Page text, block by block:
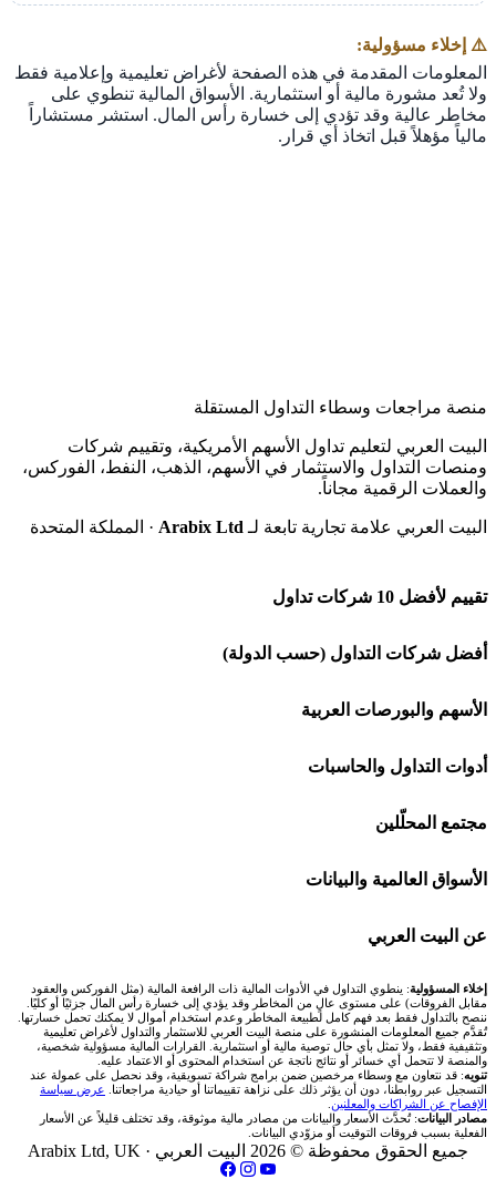
⚠️ إخلاء مسؤولية:
المعلومات المقدمة في هذه الصفحة لأغراض تعليمية وإعلامية فقط
ولا تُعد مشورة مالية أو استثمارية. الأسواق المالية تنطوي على
مخاطر عالية وقد تؤدي إلى خسارة رأس المال. استشر مستشاراً
مالياً مؤهلاً قبل اتخاذ أي قرار.
منصة مراجعات وسطاء التداول المستقلة
البيت العربي لتعليم تداول الأسهم الأمريكية، وتقييم شركات
ومنصات التداول والاستثمار في الأسهم، الذهب، النفط، الفوركس،
والعملات الرقمية مجاناً.
البيت العربي علامة تجارية تابعة لـ Arabix Ltd · المملكة المتحدة
تقييم لأفضل 10 شركات تداول
شركة Capital.com
افاتريد AvaTrade
اكسنس Exness
منصة بينانس
اكس تي بي XTB
انتراكتيف بروكرز IBKR
أفضل شركات التداول (حسب الدولة)
شركات تداول في السعودية
شركات تداول في الإمارات
شركات تداول في الكويت
شركات تداول في قطر
شركات تداول في الأردن
شركات تداول في العراق
شركات تداول في فلسطين
الأسهم والبورصات العربية
🌍 كل البورصات العربية
🇸🇦 السوق السعودية
🇦🇪 أسواق الإمارات
🇪🇬 البورصة المصرية
🇶🇦 بورصة قطر
🇯🇴 بورصة عمّان
🇧🇭 بورصة البحرين
أدوات التداول والحاسبات
🕌 حاسبة الزكاة
💱 محول العملات
🧮 حاسبة حجم اللوت
📊 حاسبة قيمة النقطة
💰 حاسبة ربح الفوركس
📌 حاسبة النقاط المحورية
📏 حاسبة حجم المركز
مجتمع المحلّلين
🧱 حائط المجتمع
🏆 لوحة المحلّلين
✍️ اكتب تحليلك
الأسواق العالمية والبيانات
🌐 المؤشرات العالمية
🥇 سعر الذهب اليوم
🥇 أسعار الذهب والمعادن
💱 أسعار العملات والفوركس
💵 سعر الريال السعودي في مصر
عن البيت العربي
من نحن
تواصل معنا
فريق المؤلفين
مقالات تعليمية
إخلاء المسؤولية: ينطوي التداول في الأدوات المالية ذات الرافعة المالية (مثل الفوركس والعقود
مقابل الفروقات) على مستوى عالٍ من المخاطر وقد يؤدي إلى خسارة رأس المال جزئيًا أو كليًا.
ننصح بالتداول فقط بعد فهم كامل لطبيعة المخاطر وعدم استخدام أموال لا يمكنك تحمل خسارتها.
تُقدَّم جميع المعلومات المنشورة على منصة البيت العربي للاستثمار والتداول لأغراض تعليمية
وتثقيفية فقط، ولا تمثل بأي حال توصية مالية أو استثمارية. القرارات المالية مسؤولية شخصية،
والمنصة لا تتحمل أي خسائر أو نتائج ناتجة عن استخدام المحتوى أو الاعتماد عليه.
تنويه: قد نتعاون مع وسطاء مرخصين ضمن برامج شراكة تسويقية، وقد نحصل على عمولة عند
التسجيل عبر روابطنا، دون أن يؤثر ذلك على نزاهة تقييماتنا أو حيادية مراجعاتنا. عرض سياسة
الإفصاح عن الشراكات والمعلنين
مصادر البيانات: تُحدَّث الأسعار والبيانات من مصادر مالية موثوقة، وقد تختلف قليلاً عن الأسعار
الفعلية بسبب فروقات التوقيت أو مزوّدي البيانات.
جميع الحقوق محفوظة © 2026 البيت العربي · Arabix Ltd, UK